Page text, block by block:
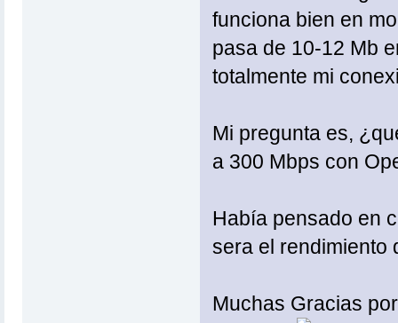
funciona bien en
pasa de 10-12 Mb
totalmente mi
Mi pregunta es,
a 300 Mbps con
Había pensado en
sera el rendimiento
Muchas Gracias